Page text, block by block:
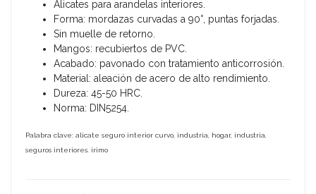
Alicates para arandelas interiores.
Forma: mordazas curvadas a 90°, puntas forjadas.
Sin muelle de retorno.
Mangos: recubiertos de PVC.
Acabado: pavonado con tratamiento anticorrosión.
Material: aleación de acero de alto rendimiento.
Dureza: 45-50 HRC.
Norma: DIN5254.
Palabra clave: alicate seguro interior curvo, industria, hogar, industria,
seguros interiores. irimo